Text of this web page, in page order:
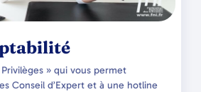
» qui vous permet
Conseil d’Expert et à une hotline